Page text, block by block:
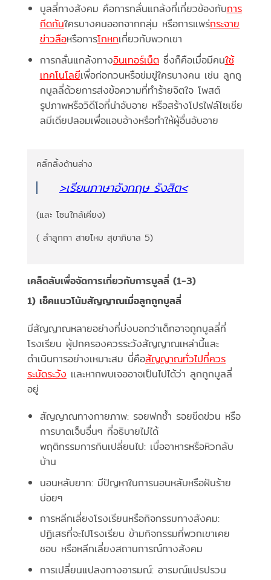
บูลลี่ทางสังคม คือการกลั่นแกล้งที่เกี่ยวข้องกับการ
กีดกันใครบางคนออกจากกลุ่ม หรือการแพร่กระจาย
ข่าวลือหรือการโกหกเกี่ยวกับพวกเขา
การกลั่นแกล้งทางอินเทอร์เน็ตซึ่งก็คือเมื่อมีคนใช้
เทคโนโลยีเพื่อก่อกวนหรือข่มขู่ใครบางคน เช่น ลูกถู
กบูลลี่ด้วยการส่งข้อความที่ทำร้ายจิตใจ โพสต์
รูปภาพหรือวิดีโอที่น่าอับอาย หรือสร้างโปรไฟล์โซเชีย
ลมีเดียปลอมเพื่อแอบอ้างหรือทำให้ผู้อื่นอับอาย
คลิ๊กลิ้งด้านล่าง
>เรียนภาษาอังกฤษ รังสิต<
(และ โซนใกล้เคียง)
( ลำลูกกา สายไหม สุขาภิบาล 5)
เคล็ดลับเพื่อจัดการเกี่ยวกับการบูลลี่ (1-3)
1) เช็คแนวโน้มสัญญาณเมื่อลูกถูกบูลลี่
มีสัญญาณหลายอย่างที่บ่งบอกว่าเด็กอาจถูกบูลลี่ที่
โรงเรียน ผู้ปกครองควรระวังสัญญาณเหล่านี้และ
ดำเนินการอย่างเหมาะสม นี่คือสัญญาณทั่วไปที่ควร
ระมัดระวัง และหากพบเจออาจเป็นไปได้ว่า ลูกถูกบูลลี่
อยู่
สัญญาณทางกายภาพ: รอยฟกช้ำ รอยขีดข่วน หรือ
การบาดเจ็บอื่นๆ ที่อธิบายไม่ได้
พฤติกรรมการกินเปลี่ยนไป: เบื่ออาหารหรือหิวกลับ
บ้าน
นอนหลับยาก: มีปัญหาในการนอนหลับหรือฝันร้าย
บ่อยๆ
การหลีกเลี่ยงโรงเรียนหรือกิจกรรมทางสังคม:
ปฏิเสธที่จะไปโรงเรียน ข้ามกิจกรรมที่พวกเขาเคย
ชอบ หรือหลีกเลี่ยงสถานการณ์ทางสังคม
การเปลี่ยนแปลงทางอารมณ์: อารมณ์แปรปรวน